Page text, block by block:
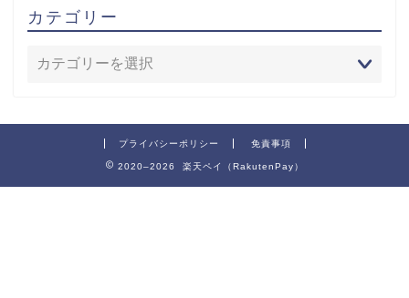
カテゴリー
プライバシーポリシー 免責事項
2020–2026 楽天ペイ（RakutenPay）